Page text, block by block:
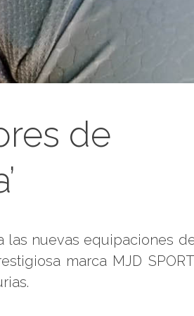
de
las nuevas equipaciones
marca MJD